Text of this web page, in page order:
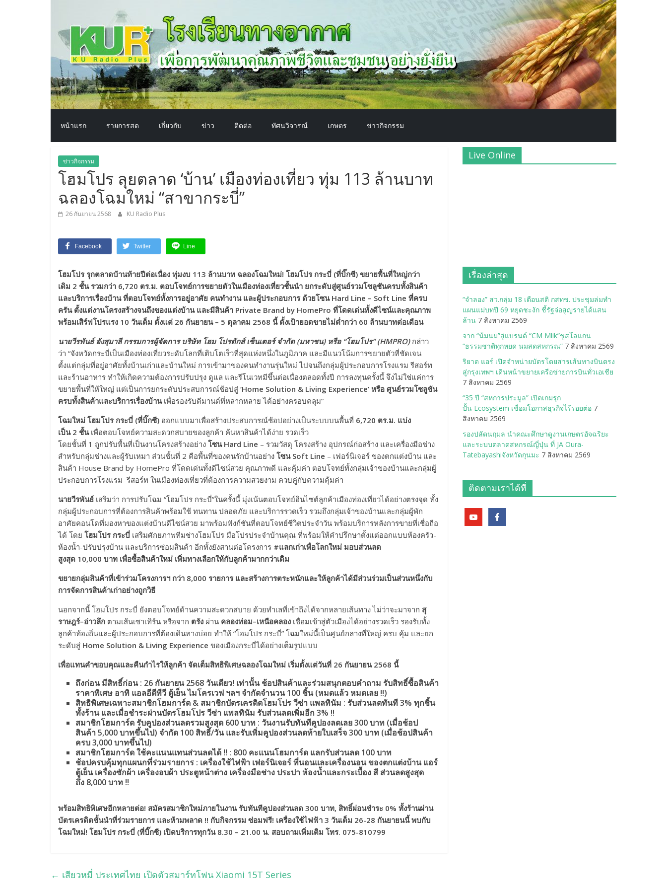
โรงเรียน
ทาง
อากาศ​
เพื่อ
พัฒนา
คุณภาพ
ชีวิต
หน้าแรก รายการสด เกี่ยวกับ ข่าว ติดต่อ ทัศนวิจารณ์ เกษตร ข่าวกิจกรรม
ข่าวกิจกรรม
โฮมโปร ลุยตลาด ‘บ้าน’ เมืองท่องเที่ยว ทุ่ม 113 ล้านบาท
ฉลองโฉมใหม่ “สาขากระบี่”
26 กันยายน 2568 KU Radio Plus
Facebook Twitter Line
โฮมโปร รุกตลาดบ้านท้ายปีต่อเนื่อง ทุ่มงบ 113 ล้านบาท ฉลองโฉมใหม่! โฮมโปร กระบี่ (ที่บิ๊กซี) ขยายพื้นที่ใหญ่กว่า
เดิม 2 ชั้น รวมกว่า 6,720 ตร.ม. ตอบโจทย์การขยายตัวในเมืองท่องเที่ยวชั้นนำ ยกระดับสู่ศูนย์รวมโซลูชันครบทั้งสินค้า
และบริการเรื่องบ้าน ที่ตอบโจทย์ทั้งการอยู่อาศัย คนทำงาน และผู้ประกอบการ ด้วยโซน Hard Line – Soft Line ที่ครบ
ครัน ตั้งแต่งานโครงสร้างจนถึงของแต่งบ้าน และมีสินค้า Private Brand by HomePro ที่โดดเด่นทั้งดีไซน์และคุณภาพ
พร้อมเสิร์ฟโปรแรง 10 วันเต็ม ตั้งแต่ 26 กันยายน – 5 ตุลาคม 2568 นี้ ตั้งเป้ายอดขายไม่ต่ำกว่า 60 ล้านบาทต่อเดือน
นายวีรพันธ์ อังสุมาลี กรรมการผู้จัดการ บริษัท โฮม โปรดักส์ เซ็นเตอร์ จำกัด (มหาชน) หรือ “โฮมโปร” (HMPRO)กล่าว
ว่า “จังหวัดกระบี่เป็นเมืองท่องเที่ยวระดับโลกที่เติบโตเร็วที่สุดแห่งหนึ่งในภูมิภาค และมีแนวโน้มการขยายตัวที่ชัดเจน
ตั้งแต่กลุ่มที่อยู่อาศัยทั้งบ้านเก่าและบ้านใหม่ การเข้ามาของคนทำงานรุ่นใหม่ ไปจนถึงกลุ่มผู้ประกอบการโรงแรม รีสอร์ท
และร้านอาหาร ทำให้เกิดความต้องการปรับปรุง ดูแล และรีโนเวทมีขึ้นต่อเนื่องตลอดทั้งปี การลงทุนครั้งนี้ จึงไม่ใช่แค่การ
ขยายพื้นที่ให้ใหญ่ แต่เป็นการยกระดับประสบการณ์ช้อปสู่ ‘Home Solution & Living Experience’ หรือ ศูนย์รวมโซลูชัน
ครบทั้งสินค้าและบริการเรื่องบ้านเพื่อรองรับดีมานด์ที่หลากหลาย ได้อย่างครอบคลุม”
โฉมใหม่ โฮมโปร กระบี่ (ที่บิ๊กซี) ออกแบบมาเพื่อสร้างประสบการณ์ช้อปอย่างเป็นระบบบนพื้นที่ 6,720 ตร.ม. แบ่ง
เป็น 2 ชั้นเพื่อตอบโจทย์ความสะดวกสบายของลูกค้า ค้นหาสินค้าได้ง่าย รวดเร็ว
โดยชั้นที่ 1 ถูกปรับพื้นที่เป็นงานโครงสร้างอย่าง โซน Hard Line – รวมวัสดุ โครงสร้าง อุปกรณ์ก่อสร้าง และเครื่องมือช่าง
สำหรับกลุ่มช่างและผู้รับเหมา ส่วนชั้นที่ 2 คือพื้นที่ของคนรักบ้านอย่าง โซน Soft Line – เฟอร์นิเจอร์ ของตกแต่งบ้าน และ
สินค้า House Brand by HomePro ที่โดดเด่นทั้งดีไซน์สวย คุณภาพดี และคุ้มค่า ตอบโจทย์ทั้งกลุ่มเจ้าของบ้านและกลุ่มผู้
ประกอบการโรงแรม–รีสอร์ท ในเมืองท่องเที่ยวที่ต้องการความสวยงาม ควบคู่กับความคุ้มค่า
นายวีรพันธ์ เสริมว่า การปรับโฉม “โฮมโปร กระบี่”ในครั้งนี้ มุ่งเน้นตอบโจทย์อินไซต์ลูกค้าเมืองท่องเที่ยวได้อย่างตรงจุด ทั้ง
กลุ่มผู้ประกอบการที่ต้องการสินค้าพร้อมใช้ ทนทาน ปลอดภัย และบริการรวดเร็ว รวมถึงกลุ่มเจ้าของบ้านและกลุ่มผู้พัก
อาศัยคอนโดที่มองหาของแต่งบ้านดีไซน์สวย มาพร้อมฟังก์ชันที่ตอบโจทย์ชีวิตประจำวัน พร้อมบริการหลังการขายที่เชื่อถือ
ได้ โดย โฮมโปร กระบี่ เสริมศักยภาพทีมช่างโฮมโปร มือโปรประจำบ้านคุณ ที่พร้อมให้คำปรึกษาตั้งแต่ออกแบบห้องครัว-
ห้องน้ำ-ปรับปรุงบ้าน และบริการซ่อมสินค้า อีกทั้งยังสานต่อโครงการ #แลกเก่าเพื่อโลกใหม่ มอบส่วนลด
สูงสุด 10,000 บาท เพื่อซื้อสินค้าใหม่ เพิ่มทางเลือกให้กับลูกค้ามากกว่าเดิม
ขยายกลุ่มสินค้าที่เข้าร่วมโครงการฯ กว่า 8,000 รายการ และสร้างการตระหนักและให้ลูกค้าได้มีส่วนร่วมเป็นส่วนหนึ่งกับ
การจัดการสินค้าเก่าอย่างถูกวิธี
นอกจากนี้ โฮมโปร กระบี่ ยังตอบโจทย์ด้านความสะดวกสบาย ด้วยทำเลที่เข้าถึงได้จากหลายเส้นทาง ไม่ว่าจะมาจาก สุ
ราษฎร์–อ่าวลึก ตามเส้นเซาเทิร์น หรือจาก ตรัง ผ่าน คลองท่อม–เหนือคลอง เชื่อมเข้าสู่ตัวเมืองได้อย่างรวดเร็ว รองรับทั้ง
ลูกค้าท้องถิ่นและผู้ประกอบการที่ต้องเดินทางบ่อย ทำให้ “โฮมโปร กระบี่” โฉมใหม่นี้เป็นศูนย์กลางที่ใหญ่ ครบ คุ้ม และยก
ระดับสู่ Home Solution & Living Experience ของเมืองกระบี่ได้อย่างเต็มรูปแบบ
เพื่อแทนคำขอบคุณและคืนกำไรให้ลูกค้า จัดเต็มสิทธิพิเศษฉลองโฉมใหม่ เริ่มตั้งแต่วันที่ 26 กันยายน 2568 นี้
ถึงก่อน มีสิทธิ์ก่อน: 26 กันยายน 2568 วันเดียว! เท่านั้นช้อปสินค้าและร่วมสนุกตอบคำถาม รับสิทธิ์ซื้อสินค้า
ราคาพิเศษ อาทิ แอลอีดีทีวี ตู้เย็น ไมโครเวฟ ฯลฯ จำกัดจำนวน100 ชิ้น (หมดแล้ว หมดเลย !!)
สิทธิพิเศษเฉพาะสมาชิกโฮมการ์ด & สมาชิกบัตรเครดิตโฮมโปร วีซ่า แพลทินัม : รับส่วนลดทันที 3% ทุกชิ้น
ทั้งร้าน และเมื่อชำระผ่านบัตรโฮมโปร วีซ่า แพลทินัม รับส่วนลดเพิ่มอีก 3% !!
สมาชิกโฮมการ์ด รับคูปองส่วนลดรวมสูงสุด 600 บาท : วันงานรับทันทีคูปองลดเลย 300 บาท (เมื่อช้อป
สินค้า 5,000 บาทขึ้นไป) จำกัด 100 สิทธิ์/วัน และรับเพิ่มคูปองส่วนลดท้ายใบเสร็จ 300 บาท (เมื่อช้อปสินค้า
ครบ 3,000 บาทขึ้นไป)
สมาชิกโฮมการ์ด ใช้คะแนนแทนส่วนลดได้ !! : 800 คะแนนโฮมการ์ด แลกรับส่วนลด 100 บาท
ช้อปครบคุ้มทุกแผนกที่ร่วมรายการ : เครื่องใช้ไฟฟ้า เฟอร์นิเจอร์ ที่นอนและเครื่องนอน ของตกแต่งบ้าน แอร์
ตู้เย็น เครื่องซักผ้า เครื่องอบผ้า ประตูหน้าต่าง เครื่องมือช่าง ประปา ห้องน้ำและกระเบื้อง สี ส่วนลดสูงสุด
ถึง 8,000 บาท !!
พร้อมสิทธิพิเศษอีกหลายต่อ! สมัครสมาชิกใหม่ภายในงาน รับทันทีคูปองส่วนลด 300 บาท, สิทธิ์ผ่อนชำระ 0% ทั้งร้านผ่าน
บัตรเครดิตชั้นนำที่ร่วมรายการ และห้ามพลาด !! กับกิจกรรม ซ่อมฟรี! เครื่องใช้ไฟฟ้า 3 วันเต็ม 26-28 กันยายนนี้ พบกับ
โฉมใหม่! โฮมโปร กระบี่ (ที่บิ๊กซี) เปิดบริการทุกวัน 8.30 – 21.00 น. สอบถามเพิ่มเติม โทร. 075-810799
← เสียวหมี่ ประเทศไทย เปิดตัวสมาร์ทโฟน Xiaomi 15T Series
Live Online
เรื่องล่าสุด
“จำลอง” สว.กลุ่ม 18 เตือนสติ กสทช. ประชุมล่มทำ
แผนแม่บทปี 69 หยุดชะงัก ชี้รัฐจ่อสูญรายได้แสน
ล้าน 7 สิงหาคม 2569
จาก “น้มนม”สู่แบรนด์ “CM Mlik”ชูสโลแกน
“ธรรมชาติทุกหยด นมสดสหกรณ” 7 สิงหาคม 2569
ริยาด แอร์ เปิดจำหน่ายบัตรโดยสารเส้นทางบินตรง
สู่กรุงเทพฯ เดินหน้าขยายเครือข่ายการบินทั่วเอเชีย
7 สิงหาคม 2569
“35 ปี “สหการประมูล” เปิดเกมรุก
ปั้น Ecosystem เชื่อมโอกาสธุรกิจไร้รอยต่อ 7
สิงหาคม 2569
รองปลัดนฤมล นำคณะศึกษาดูงานเกษตรอัจฉริยะ
และระบบตลาดสหกรณ์ญี่ปุ่น ที่ JA Oura-
Tatebayashiจังหวัดกุนมะ 7 สิงหาคม 2569
ติดตามเราได้ที่